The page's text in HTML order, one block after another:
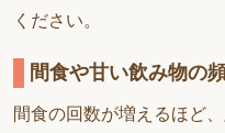
ください。
間食や甘い飲み物の
間食の回数が増えるほど